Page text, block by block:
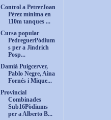
Control a PetrerJoan
Pérez mínima en
110m tanques ...
Cursa popular
PedreguerPòdium
s per a Jindrich
Posp...
Damià Puigcerver,
Pablo Negre, Aina
Fornés i Mique...
Provincial
Combinades
Sub16Pòdiums
per a Alberto B...